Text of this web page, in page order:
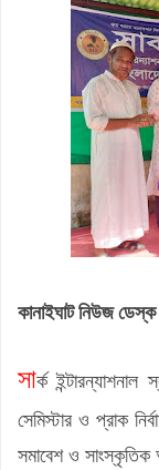
কানাইঘাট নিউজ
সার্ক
সেমিস্টার ও প্রাক
সমাবেশ ও সাংস্কৃতিক